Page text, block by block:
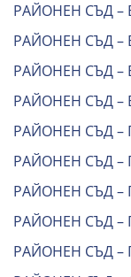
РАЙОНЕН СЪД
РАЙОНЕН СЪД –
РАЙОНЕН СЪД –
РАЙОНЕН СЪД –
РАЙОНЕН СЪД –
РАЙОНЕН СЪД –
РАЙОНЕН СЪД –
РАЙОНЕН СЪД –
РАЙОНЕН СЪД –